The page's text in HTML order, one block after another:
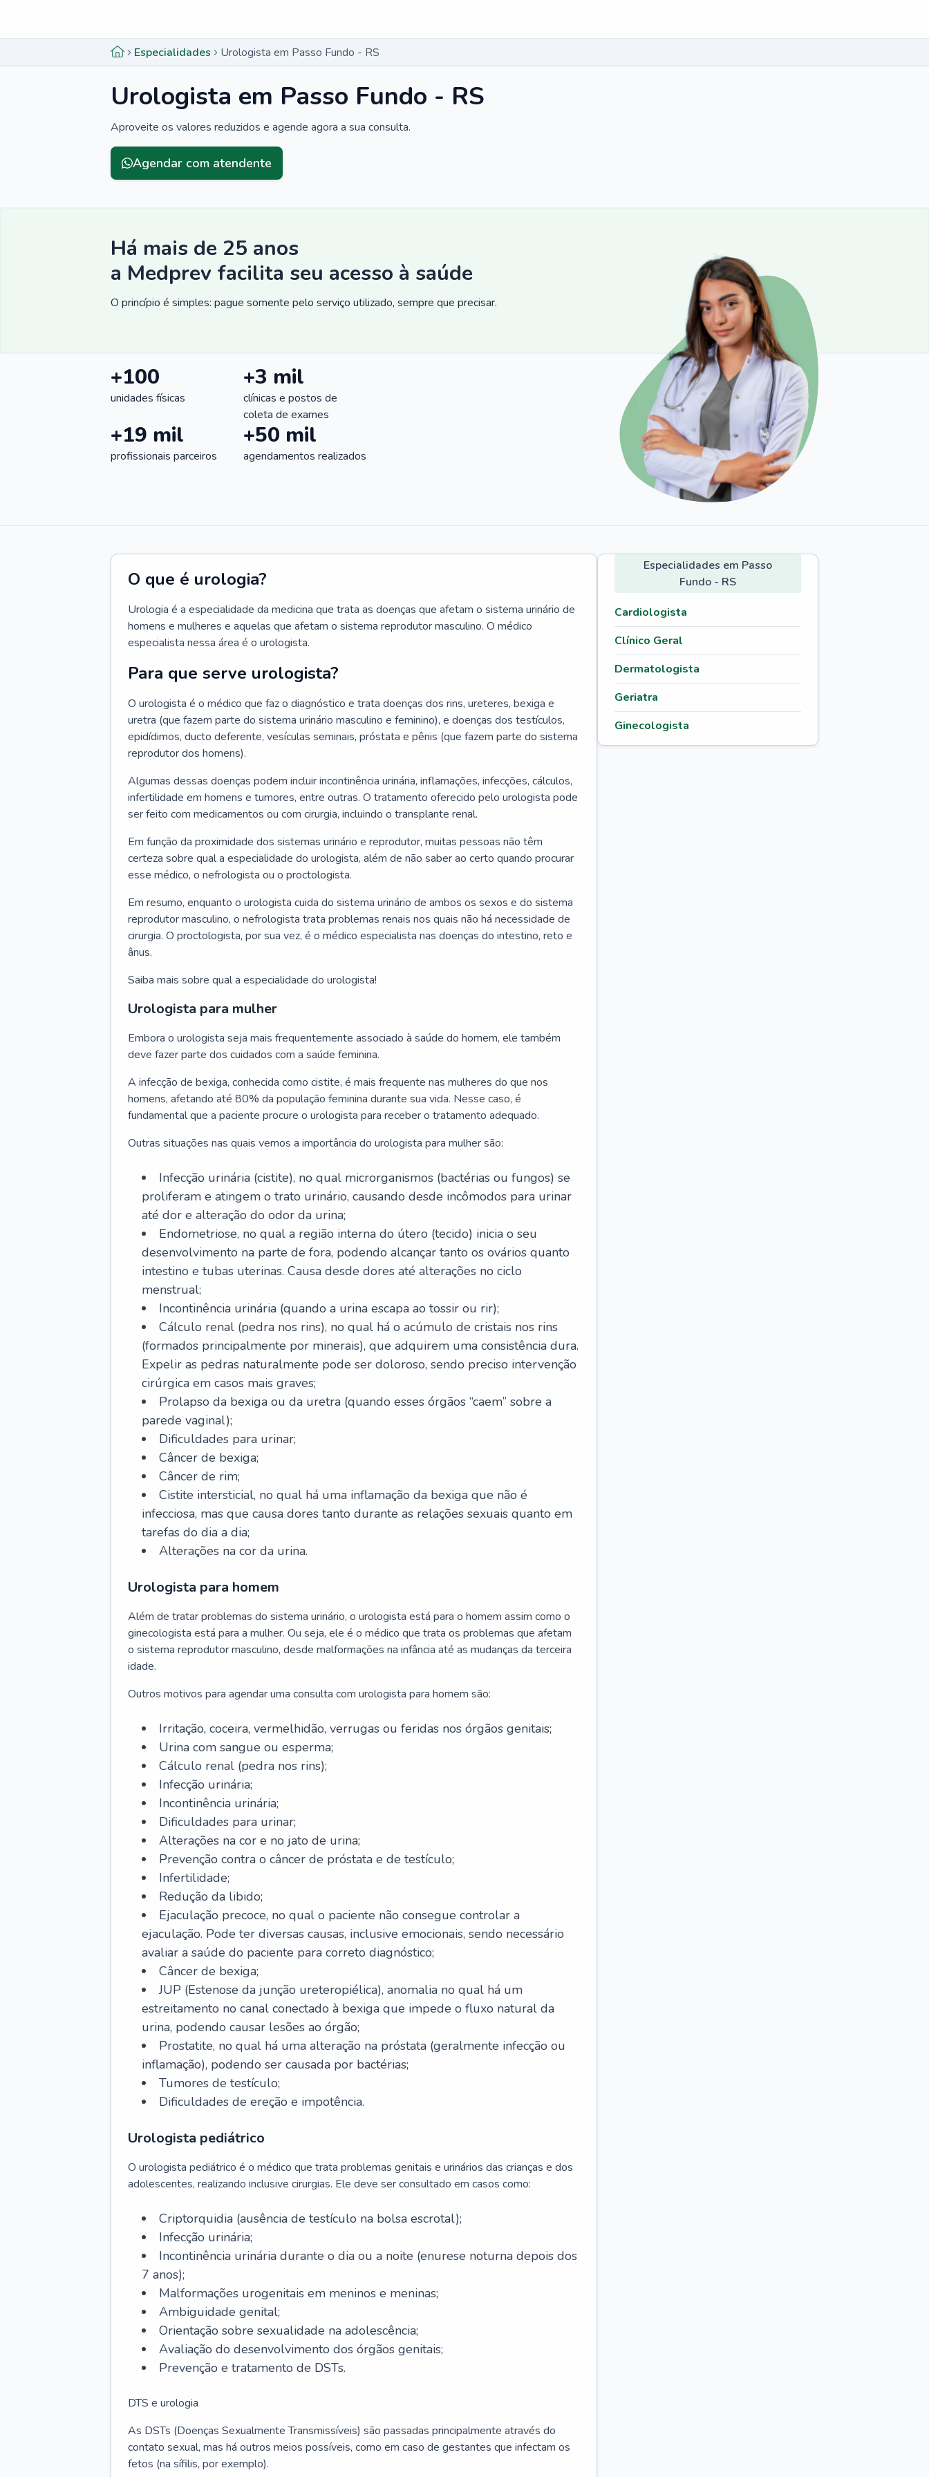
Especialidades Urologista em Passo Fundo - RS
Urologista em Passo Fundo - RS
Aproveite os valores reduzidos e agende agora a sua consulta.
Agendar com atendente
Há mais de 25 anos
a Medprev facilita seu acesso à saúde
O princípio é simples: pague somente pelo serviço utilizado, sempre que precisar.
+100
unidades físicas
+3 mil
clínicas e postos de
coleta de exames
+19 mil
profissionais parceiros
+50 mil
agendamentos realizados
O que é urologia?
Urologia é a especialidade da medicina que trata as doenças que afetam o sistema urinário de
homens e mulheres e aquelas que afetam o sistema reprodutor masculino. O médico
especialista nessa área é o urologista.
Para que serve urologista?
O urologista é o médico que faz o diagnóstico e trata doenças dos rins, ureteres, bexiga e
uretra (que fazem parte do sistema urinário masculino e feminino), e doenças dos testículos,
epidídimos, ducto deferente, vesículas seminais, próstata e pênis (que fazem parte do sistema
reprodutor dos homens).
Algumas dessas doenças podem incluir incontinência urinária, inflamações, infecções, cálculos,
infertilidade em homens e tumores, entre outras. O tratamento oferecido pelo urologista pode
ser feito com medicamentos ou com cirurgia, incluindo o transplante renal.
Em função da proximidade dos sistemas urinário e reprodutor, muitas pessoas não têm
certeza sobre qual a especialidade do urologista, além de não saber ao certo quando procurar
esse médico, o nefrologista ou o proctologista.
Em resumo, enquanto o urologista cuida do sistema urinário de ambos os sexos e do sistema
reprodutor masculino, o nefrologista trata problemas renais nos quais não há necessidade de
cirurgia. O proctologista, por sua vez, é o médico especialista nas doenças do intestino, reto e
ânus.
Saiba mais sobre qual a especialidade do urologista!
Urologista para mulher
Embora o urologista seja mais frequentemente associado à saúde do homem, ele também
deve fazer parte dos cuidados com a saúde feminina.
A infecção de bexiga, conhecida como cistite, é mais frequente nas mulheres do que nos
homens, afetando até 80% da população feminina durante sua vida. Nesse caso, é
fundamental que a paciente procure o urologista para receber o tratamento adequado.
Outras situações nas quais vemos a importância do urologista para mulher são:
Infecção urinária (cistite), no qual microrganismos (bactérias ou fungos) se
proliferam e atingem o trato urinário, causando desde incômodos para urinar
até dor e alteração do odor da urina;
Endometriose, no qual a região interna do útero (tecido) inicia o seu
desenvolvimento na parte de fora, podendo alcançar tanto os ovários quanto
intestino e tubas uterinas. Causa desde dores até alterações no ciclo
menstrual;
Incontinência urinária (quando a urina escapa ao tossir ou rir);
Cálculo renal (pedra nos rins), no qual há o acúmulo de cristais nos rins
(formados principalmente por minerais), que adquirem uma consistência dura.
Expelir as pedras naturalmente pode ser doloroso, sendo preciso intervenção
cirúrgica em casos mais graves;
Prolapso da bexiga ou da uretra (quando esses órgãos “caem” sobre a
parede vaginal);
Dificuldades para urinar;
Câncer de bexiga;
Câncer de rim;
Cistite intersticial, no qual há uma inflamação da bexiga que não é
infecciosa, mas que causa dores tanto durante as relações sexuais quanto em
tarefas do dia a dia;
Alterações na cor da urina.
Urologista para homem
Além de tratar problemas do sistema urinário, o urologista está para o homem assim como o
ginecologista está para a mulher. Ou seja, ele é o médico que trata os problemas que afetam
o sistema reprodutor masculino, desde malformações na infância até as mudanças da terceira
idade.
Outros motivos para agendar uma consulta com urologista para homem são:
Irritação, coceira, vermelhidão, verrugas ou feridas nos órgãos genitais;
Urina com sangue ou esperma;
Cálculo renal (pedra nos rins);
Infecção urinária;
Incontinência urinária;
Dificuldades para urinar;
Alterações na cor e no jato de urina;
Prevenção contra o câncer de próstata e de testículo;
Infertilidade;
Redução da libido;
Ejaculação precoce, no qual o paciente não consegue controlar a
ejaculação. Pode ter diversas causas, inclusive emocionais, sendo necessário
avaliar a saúde do paciente para correto diagnóstico;
Câncer de bexiga;
JUP (Estenose da junção ureteropiélica), anomalia no qual há um
estreitamento no canal conectado à bexiga que impede o fluxo natural da
urina, podendo causar lesões ao órgão;
Prostatite, no qual há uma alteração na próstata (geralmente infecção ou
inflamação), podendo ser causada por bactérias;
Tumores de testículo;
Dificuldades de ereção e impotência.
Urologista pediátrico
O urologista pediátrico é o médico que trata problemas genitais e urinários das crianças e dos
adolescentes, realizando inclusive cirurgias. Ele deve ser consultado em casos como:
Criptorquidia (ausência de testículo na bolsa escrotal);
Infecção urinária;
Incontinência urinária durante o dia ou a noite (enurese noturna depois dos
7 anos);
Malformações urogenitais em meninos e meninas;
Ambiguidade genital;
Orientação sobre sexualidade na adolescência;
Avaliação do desenvolvimento dos órgãos genitais;
Prevenção e tratamento de DSTs.
DTS e urologia
As DSTs (Doenças Sexualmente Transmissíveis) são passadas principalmente através do
contato sexual, mas há outros meios possíveis, como em caso de gestantes que infectam os
fetos (na sífilis, por exemplo).
Especialidades em Passo
Fundo - RS
Cardiologista
Clínico Geral
Dermatologista
Geriatra
Ginecologista